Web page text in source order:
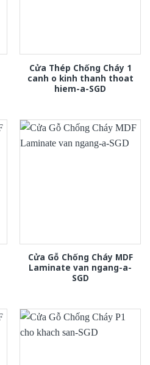
Cửa Thép Chống Cháy 1
canh o kinh thanh thoat
hiem-a-SGD
Cửa Gỗ Chống Cháy MDF
Laminate van ngang-a-
SGD